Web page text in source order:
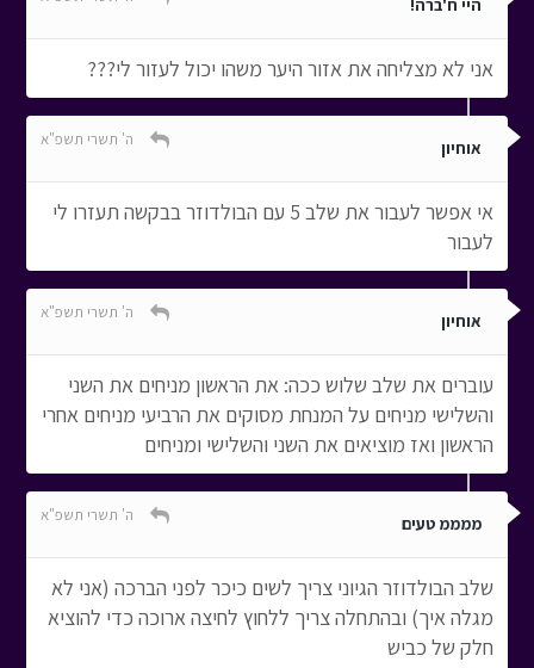
היי ח'ברה!
אני לא מצליחה את אזור היער משהו יכול לעזור לי???
אוחיון ה' תשרי תשפ"א
אי אפשר לעבור את שלב 5 עם הבולדוזר בבקשה תעזרו לי
לעבור
אוחיון ה' תשרי תשפ"א
עוברים את שלב שלוש ככה: את הראשון מניחים את השני
והשלישי מניחים על המנחת מסוקים את הרביעי מניחים אחרי
הראשון ואז מוציאים את השני והשלישי ומניחים
ממממ טעים ה' תשרי תשפ"א
שלב הבולדוזר הגיוני צריך לשים כיכר לפני הברכה (אני לא
מגלה איך) ובהתחלה צריך ללחוץ לחיצה ארוכה כדי להוציא
חלק של כביש